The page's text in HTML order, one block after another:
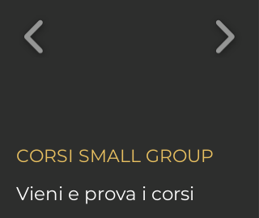
CORSI SMALL GROUP
Vieni e prova i corsi